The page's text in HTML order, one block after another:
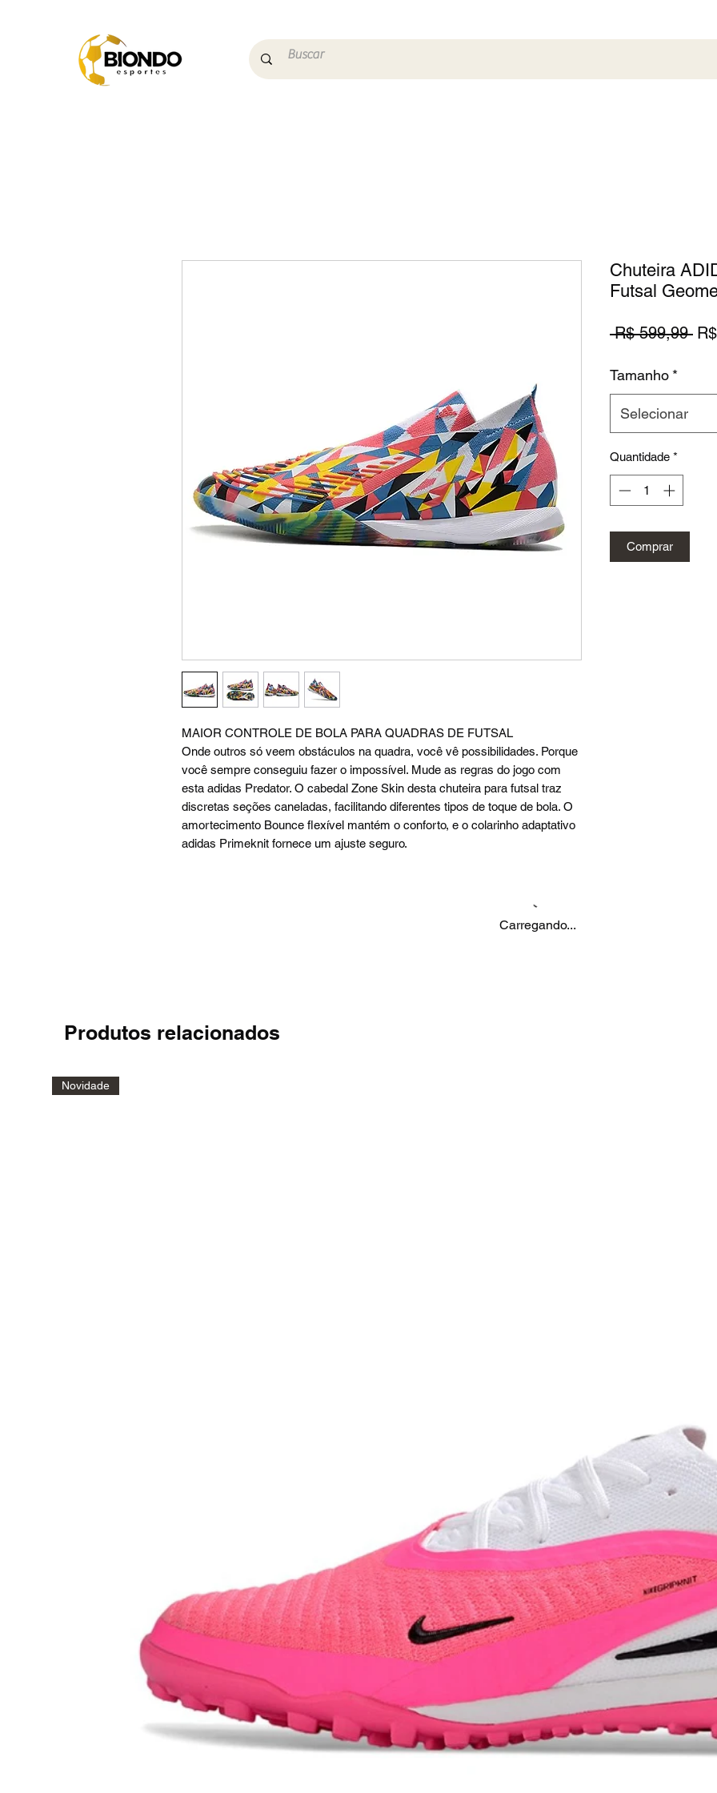
MAIOR CONTROLE DE BOLA PARA QUADRAS DE FUTSAL
Onde outros só veem obstáculos na quadra, você vê possibilidades. Porque
você sempre conseguiu fazer o impossível. Mude as regras do jogo com
esta adidas Predator. O cabedal Zone Skin desta chuteira para futsal traz
discretas seções caneladas, facilitando diferentes tipos de toque de bola. O
amortecimento Bounce flexível mantém o conforto, e o colarinho adaptativo
adidas Primeknit fornece um ajuste seguro.
Chuteira
Futsal
R$ 599,99
Tamanho *
Selecionar
Quantidade *
Comprar
Carregando...
Produtos relacionados
Novidade